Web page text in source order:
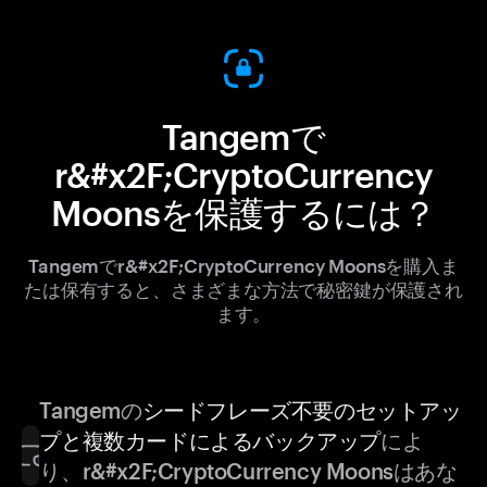
Tangemで
r&#x2F;CryptoCurrency
Moonsを保護するには？
Tangemでr&#x2F;CryptoCurrency Moonsを購入ま
たは保有すると、さまざまな方法で秘密鍵が保護され
ます。
Tangemのシードフレーズ不要のセットアッ
プと複数カードによるバックアップによ
り、r&#x2F;CryptoCurrency Moonsはあな